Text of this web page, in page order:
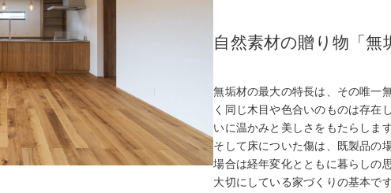
自然素材の贈り物「無
無垢材の最大の特長は、その唯一
く同じ木目や色合いのものは存在
いに温かみと美しさをもたらしま
そして床についた傷は、既製品の
場合は経年変化とともに暮らしの
大切にしている家づくりの基本で